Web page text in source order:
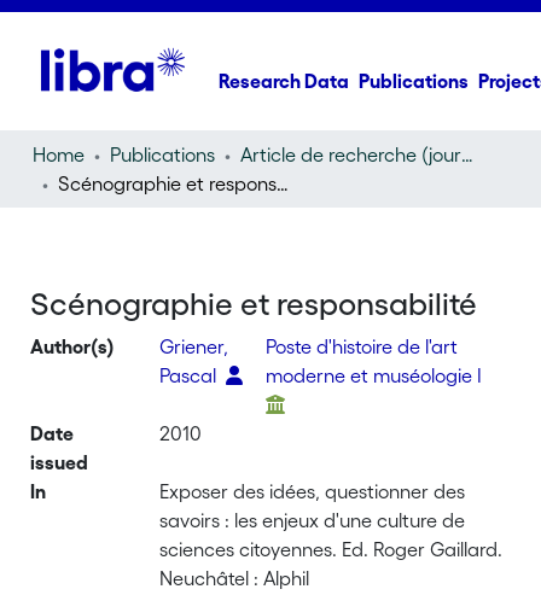
Research Data Publications
Home Publications
Article de recherche (journal article)
Scénographie et responsabilité
Scénographie et responsabilité
Author(s)
Griener,
Pascal
Poste d'histoire de l'art
moderne et muséologie I
Date
issued
2010
In
Exposer des idées, questionner des
savoirs : les enjeux d'une culture de
sciences citoyennes. Ed. Roger Gaillard.
Neuchâtel : Alphil